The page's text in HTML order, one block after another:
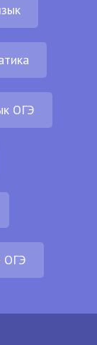
ОГЭ
ОГЭ